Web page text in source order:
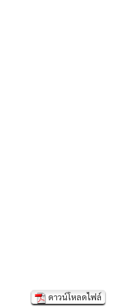
ดาวน์โหลดไฟล์